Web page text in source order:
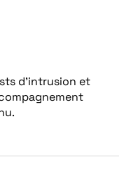
d’intrusion et